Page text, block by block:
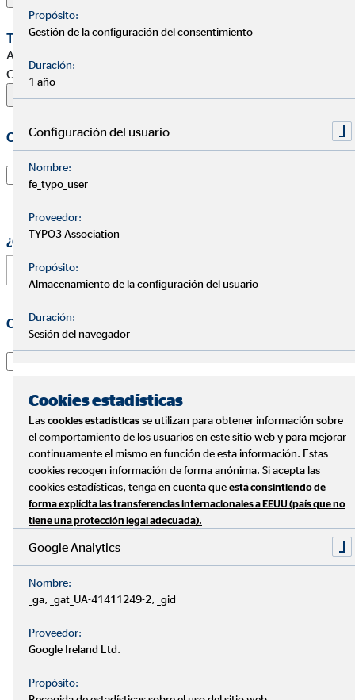
Tu Carta de presentación
Allowed formats: PDF, Word, ZIP, OpenOffice,
OpenDocument, JPG, PNG, BMP | Maximum 20 MB
Conservación de datos
Acepto que mi CV sea conservado durante el plazo
máximo de 1 año para futuros procesos de selección de
¿Cómo nos has conocido?
Comunicaciones
Declaro haber leído y entendido la Información básica
Le informamos que, de conformidad con la normativa
tratamiento por OVB como Responsable del mismo con
la finalidad de gestionar los procesos de selección
presentes y futuros de la compañía.
Trataremos sus datos en base al consentimiento del
artículo 6.1 a) del RGPD, y en base a la aplicación de
medidas contractuales del artículo 6.1 b) del RGPD, tras
finalizar el proceso de selección de personal.
cederemos sus datos a terceros, salvo autorización
expresa u obligación legal. Tampoco están previstas
Propósito:
Gestión de la configuración del consentimiento
Duración:
1 año
Configuración del usuario
Nombre:
fe_typo_user
Proveedor:
TYPO3 Association
Propósito:
Almacenamiento de la configuración del usuario
Duración:
Sesión del navegador
Cookies estadísticas
Las cookies estadísticas se utilizan para obtener información sobre
el comportamiento de los usuarios en este sitio web y para mejorar
continuamente el mismo en función de esta información. Estas
cookies recogen información de forma anónima. Si acepta las
cookies estadísticas, tenga en cuenta que está consintiendo de
forma explícita las transferencias internacionales a EEUU (país que no
tiene una protección legal adecuada).
Google Analytics
Nombre:
_ga, _gat_UA-41411249-2, _gid
Proveedor:
Google Ireland Ltd.
Propósito: